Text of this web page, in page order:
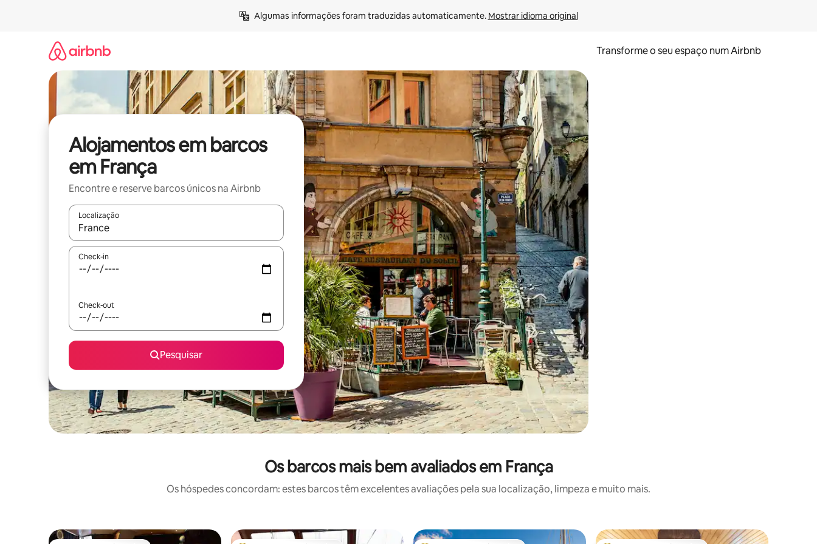
Algumas informações foram traduzidas automaticamente. Mostrar idioma original
Transforme o seu espaço num Airbnb
Alojamentos em barcos
em França
Encontre e reserve barcos únicos na Airbnb
Localização
Quando os resultados estiverem disponíveis, navegue com as teclas de seta para cima e para baixo ou explore com gestos de toque ou deslize.
Check-in
Check-out
Pesquisar
Os barcos mais bem avaliados em França
Os hóspedes concordam: estes barcos têm excelentes avaliações pela sua localização, limpeza e muito mais.